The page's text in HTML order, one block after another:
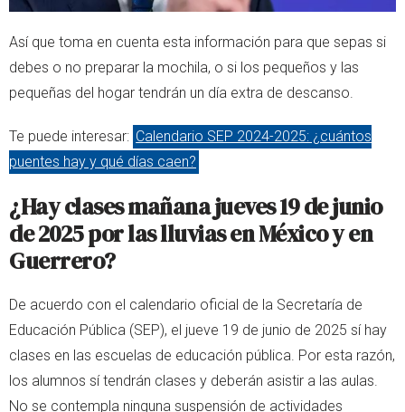
Así que toma en cuenta esta información para que sepas si
debes o no preparar la mochila, o si los pequeños y las
pequeñas del hogar tendrán un día extra de descanso.
Te puede interesar: Calendario SEP 2024-2025: ¿cuántos
puentes hay y qué días caen?
¿Hay clases mañana jueves 19 de junio
de 2025 por las lluvias en México y en
Guerrero?
De acuerdo con el calendario oficial de la Secretaría de
Educación Pública (SEP), el jueve 19 de junio de 2025 sí hay
clases en las escuelas de educación pública. Por esta razón,
los alumnos sí tendrán clases y deberán asistir a las aulas.
No se contempla ninguna suspensión de actividades